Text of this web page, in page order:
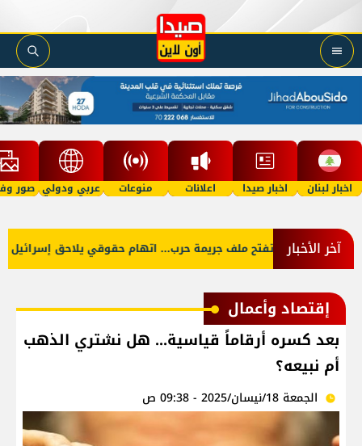
اخبار لبنان اخبار صيدا اعلانات منوعات عربي ودولي صور
آخر الأخبار
الأدلة تفتح ملف جريمة حرب... اتهام حقوقي يلاحق إسرائيل
إقتصاد وأعمال
بعد كسره أرقاماً قياسية... هل نشتري الذهب
أم نبيعه؟
الجمعة 18/نيسان/2025 - 09:38 ص